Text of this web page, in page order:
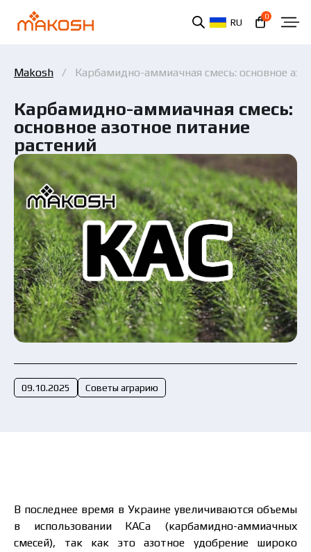
RU
0
Makosh Карбамидно-аммиачная смесь: основное
Карбамидно-аммиачная смесь:
основное азотное питание
растений
09.10.2025 Советы аграрию
В последнее время в Украине увеличиваются объемы
в использовании КАСа (карбамидно-аммиачных
смесей), так как это азотное удобрение широко
Вы ознакомились и соглашаетесь с политикой
защиты персональных данных.
Отправить заявку сейчас